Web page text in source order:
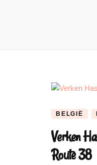
BELGIË
Verken
Route 38